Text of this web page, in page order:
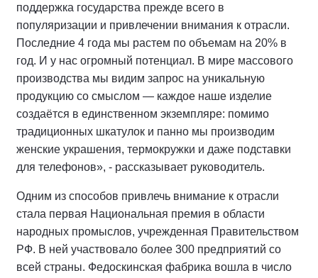
поддержка государства прежде всего в
популяризации и привлечении внимания к отрасли.
Последние 4 года мы растем по объемам на 20% в
год. И у нас огромный потенциал. В мире массового
производства мы видим запрос на уникальную
продукцию со смыслом — каждое наше изделие
создаётся в единственном экземпляре: помимо
традиционных шкатулок и панно мы производим
женские украшения, термокружки и даже подставки
для телефонов», - рассказывает руководитель.
Одним из способов привлечь внимание к отрасли
стала первая Национальная премия в области
народных промыслов, учрежденная Правительством
РФ. В ней участвовало более 300 предприятий со
всей страны. Федоскинская фабрика вошла в число